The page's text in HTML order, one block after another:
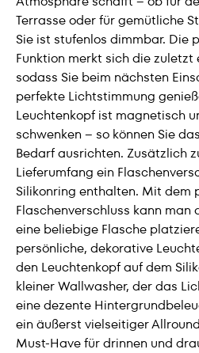
Terrasse oder für gemütliche
Sie ist stufenlos dimmbar. Die
Funktion merkt sich die
sodass Sie beim nächsten
perfekte Lichtstimmung
Leuchtenkopf ist magnetisch
schwenken – so können Sie
Bedarf ausrichten. Zusätzlich
Lieferumfang ein
Silikonring enthalten. Mit dem
Flaschenverschluss kann man
eine beliebige Flasche
persönliche, dekorative
den Leuchtenkopf auf dem
kleiner Wallwasher, der das
eine dezente
ein äußerst vielseitiger
Must-Have für drinnen und